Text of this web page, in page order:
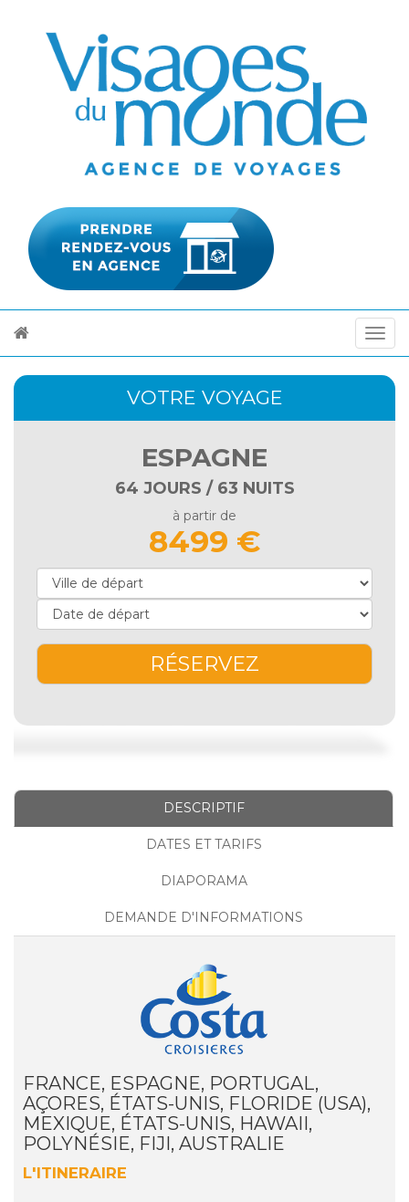
VOTRE VOYAGE
ESPAGNE
64 JOURS / 63 NUITS
à partir de
8499 €
RÉSERVEZ
DESCRIPTIF
DATES ET TARIFS
DIAPORAMA
DEMANDE D'INFORMATIONS
FRANCE, ESPAGNE, PORTUGAL,
AÇORES, ÉTATS-UNIS, FLORIDE (USA),
MEXIQUE, ÉTATS-UNIS, HAWAII,
POLYNÉSIE, FIJI, AUSTRALIE
L'ITINERAIRE